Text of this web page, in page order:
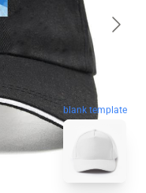
blank template